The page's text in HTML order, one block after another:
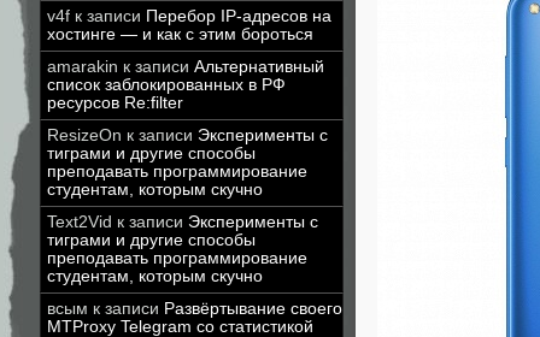
v4f к записи Перебор IP-адресов на
хостинге — и как с этим бороться
amarakin к записи Альтернативный
список заблокированных в РФ
ресурсов Re:filter
ResizeOn к записи Эксперименты с
тиграми и другие способы
преподавать программирование
студентам, которым скучно
Text2Vid к записи Эксперименты с
тиграми и другие способы
преподавать программирование
студентам, которым скучно
всым к записи Развёртывание своего
MTProxy Telegram со статистикой